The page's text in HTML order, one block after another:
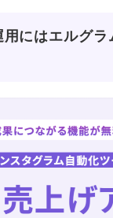
用にはエルグラ